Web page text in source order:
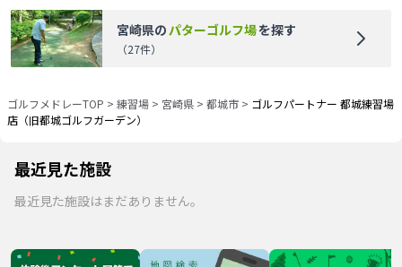
宮崎県の パターゴルフ場を探す
（27件）
ゴルフメドレーTOP > 練習場 > 宮崎県 > 都城市 > ゴルフパートナー 都城練習場
店（旧都城ゴルフガーデン）
最近見た施設
最近見た施設はまだありません。